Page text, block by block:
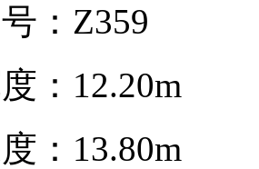
：Z359
：12.20m
：13.80m